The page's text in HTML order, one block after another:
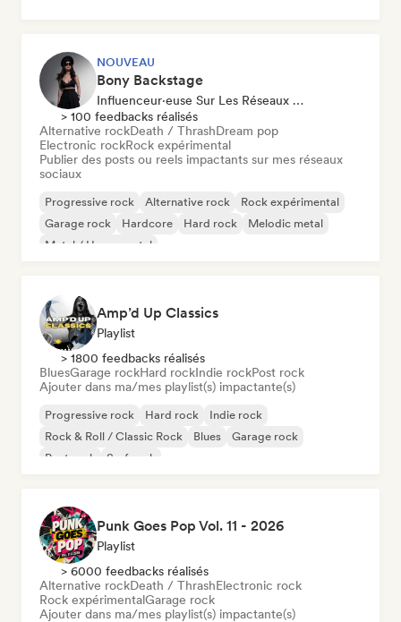
NOUVEAU
Bony Backstage
Influenceur·euse Sur Les Réseaux Sociaux
> 100 feedbacks réalisés
Alternative rockDeath / ThrashDream pop
Electronic rockRock expérimental
Publier des posts ou reels impactants sur mes réseaux
sociaux
Progressive rock Alternative rock
Rock expérimental
Garage rock
Hardcore Hard rock
Melodic metal
Metal / Heavy metal
Amp’d Up Classics
Playlist
> 1800 feedbacks réalisés
BluesGarage rockHard rockIndie rockPost rock
Ajouter dans ma/mes playlist(s) impactante(s)
Progressive rock Hard rock
Indie rock
Rock & Roll / Classic Rock
Blues
Garage rock
Post rock
Surf rock
Punk Goes Pop Vol. 11 - 2026
Playlist
> 6000 feedbacks réalisés
Alternative rockDeath / ThrashElectronic rock
Rock expérimentalGarage rock
Ajouter dans ma/mes playlist(s) impactante(s)